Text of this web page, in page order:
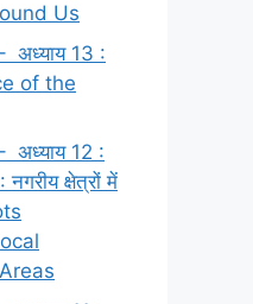
Us
अध्याय 13 :
of the
अध्याय 12 :
क्षेत्रों में